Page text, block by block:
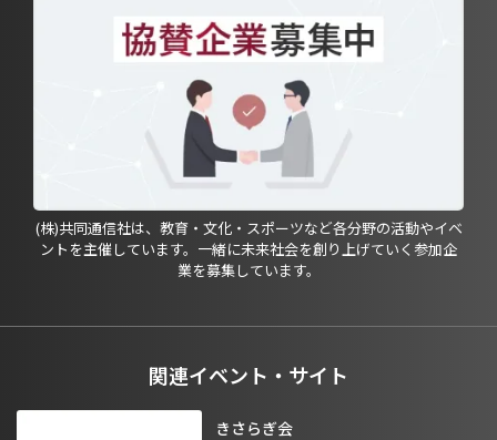
(株)共同通信社は、教育・文化・スポーツなど各分野の活動やイベ
ントを主催しています。一緒に未来社会を創り上げていく参加企
業を募集しています。
関連イベント・サイト
きさらぎ会